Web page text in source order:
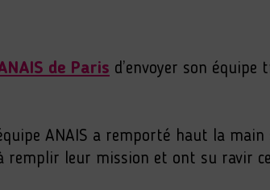
de Paris d’envoyer son équipe
ANAIS a remporté haut la
leur mission et ont su ravir